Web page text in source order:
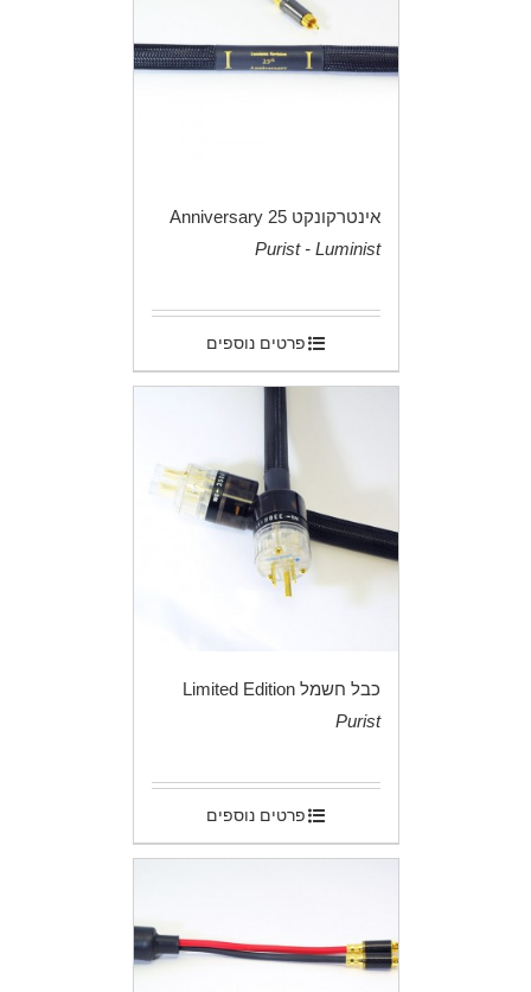
אינטרקונקט 25 Anniversary
Purist - Luminist
פרטים נוספים
כבל חשמל Limited Edition
Purist
פרטים נוספים